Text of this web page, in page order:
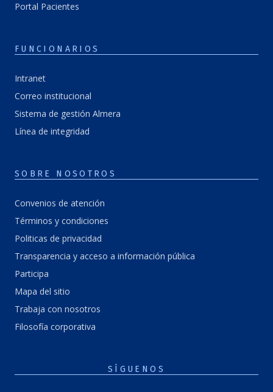
Portal Pacientes
FUNCIONARIOS
Intranet
Correo institucional
Sistema de gestión Almera
Línea de integridad
SOBRE NOSOTROS
Convenios de atención
Términos y condiciones
Politicas de privacidad
Transparencia y acceso a información pública
Participa
Mapa del sitio
Trabaja con nosotros
Filosofía corporativa
SÍGUENOS